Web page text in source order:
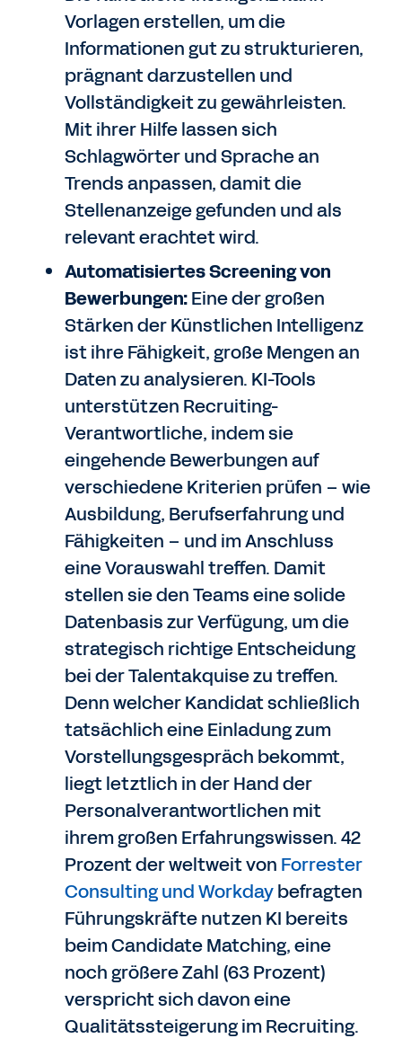
Vorlagen erstellen, um die
Informationen gut zu strukturieren,
prägnant darzustellen und
Vollständigkeit zu gewährleisten.
Mit ihrer Hilfe lassen sich
Schlagwörter und Sprache an
Trends anpassen, damit die
Stellenanzeige gefunden und als
relevant erachtet wird.
Automatisiertes Screening von
Bewerbungen:Eine der großen
Stärken der Künstlichen Intelligenz
ist ihre Fähigkeit, große Mengen an
Daten zu analysieren. KI-Tools
unterstützen Recruiting-
Verantwortliche, indem sie
eingehende Bewerbungen auf
verschiedene Kriterien prüfen – wie
Ausbildung, Berufserfahrung und
Fähigkeiten – und im Anschluss
eine Vorauswahl treffen. Damit
stellen sie den Teams eine solide
Datenbasis zur Verfügung, um die
strategisch richtige Entscheidung
bei der Talentakquise zu treffen.
Denn welcher Kandidat schließlich
tatsächlich eine Einladung zum
Vorstellungsgespräch bekommt,
liegt letztlich in der Hand der
Personalverantwortlichen mit
ihrem großen Erfahrungswissen. 42
Prozent der weltweit von Forrester
Consulting und Workdaybefragten
Führungskräfte nutzen KI bereits
beim Candidate Matching, eine
noch größere Zahl (63 Prozent)
verspricht sich davon eine
Qualitätssteigerung im Recruiting.